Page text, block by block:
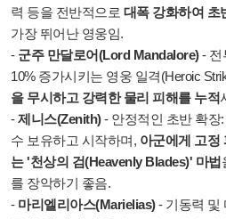
력 등을 전반적으로 대폭 강화하여 초
가장 뛰어난 영웅임.
- 군주 만달로어(Lord Mandalore)- 전
10% 증가시키는 영웅 일격(Heroic
을 무시하고 강력한 물리 피해를 누적
-제니스(Zenith)- 안정적인 초반 확장:
수 보유하고 시작하며, 아군에게 고정
는 '천상의 검(Heavenly Blades)' 마법
를 장악하기 좋음.
- 마리엘리아스(Marielias)- 기동력 및